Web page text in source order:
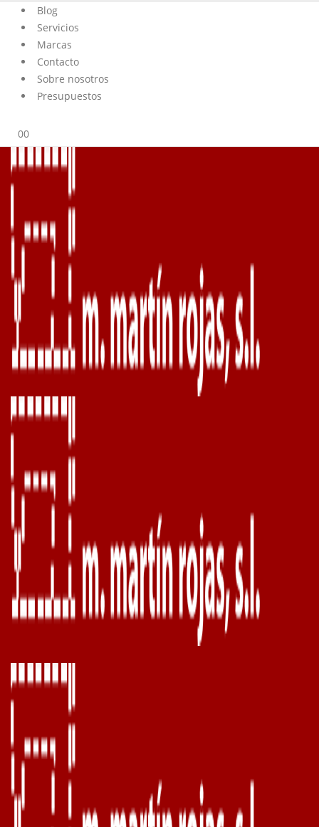
Blog
Servicios
Marcas
Contacto
Sobre nosotros
Presupuestos
00